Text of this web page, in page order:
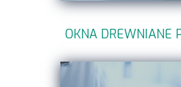
OKNA DREWNIANE